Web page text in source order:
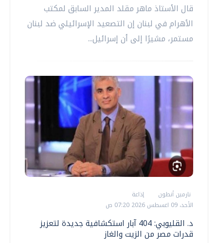
قال الأستاذ ماهر مقلد المدير السابق لمكتب
الأهرام في لبنان إن التصعيد الإسرائيلي ضد لبنان
مستمر، مشيرًا إلى أن إسرائيل...
نارمين أنطون
إذاعة
الأحد، 09 اغسطس 2026 07:20 ص
د. القليوبي: 404 آبار استكشافية جديدة لتعزيز
قدرات مصر من الزيت والغاز